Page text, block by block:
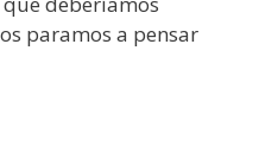
paramos a pensar